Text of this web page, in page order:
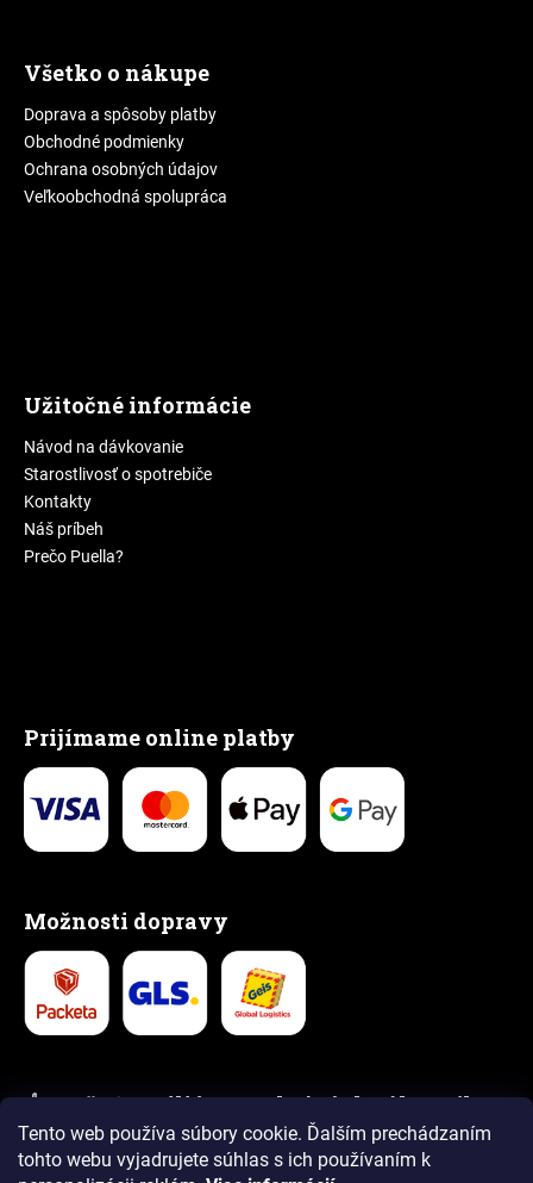
Tento web používa súbory cookie. Ďalším prechádzaním
tohto webu vyjadrujete súhlas s ich používaním k
Všetko o nákupe
Doprava a spôsoby platby
Obchodné podmienky
Ochrana osobných údajov
Veľkoobchodná spolupráca
Užitočné informácie
Návod na dávkovanie
Starostlivosť o spotrebiče
Kontakty
Náš príbeh
Prečo Puella?
Prijímame online platby
Možnosti dopravy
👍 Vyše 1,5 milióna spokojných zákazníkov
4,9 5,0